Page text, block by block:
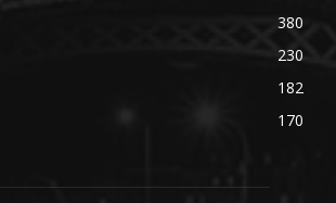
380
230
182
170